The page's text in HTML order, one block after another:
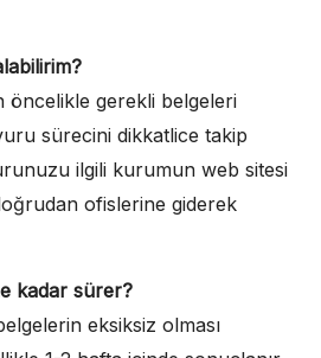
öncelikle gerekli belgeleri
sürecini dikkatlice takip
ilgili kurumun web sitesi
ofislerine giderek
kadar sürer?
eksiksiz olması